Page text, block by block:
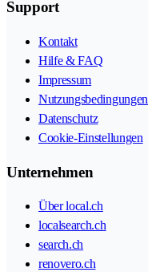
Support
Kontakt
Hilfe & FAQ
Impressum
Nutzungsbedingungen
Datenschutz
Cookie-Einstellungen
Unternehmen
Über local.ch
localsearch.ch
search.ch
renovero.ch